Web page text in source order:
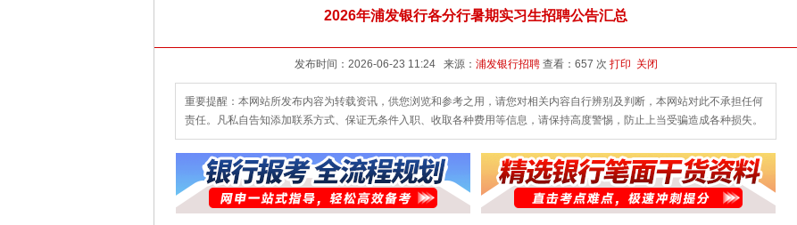
2026年浦发银行各分行暑期实习生招聘公告汇总
发布时间：2026-06-23 11:24 来源： 浦发银行招聘 查看： 657 次 打印 关闭
重要提醒：本网站所发布内容为转载资讯，供您浏览和参考之用，请您对相关内容自行辨别及判断，本网站对此不承担任何
责任。凡私自告知添加联系方式、保证无条件入职、收取各种费用等信息，请保持高度警惕，防止上当受骗造成各种损失。